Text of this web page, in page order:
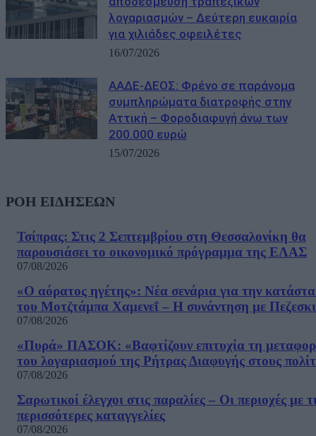
λογαριασμών – Δεύτερη ευκαιρία
για χιλιάδες οφειλέτες
16/07/2026
ΑΑΔΕ-ΔΕΟΣ: Φρένο σε παράνομα
συμπληρώματα διατροφής στην
Αττική – Φοροδιαφυγή άνω των
200.000 ευρώ
15/07/2026
ΡΟΗ ΕΙΔΗΣΕΩΝ
Τσίπρας: Στις 2 Σεπτεμβρίου στη Θεσσαλονίκη θα
παρουσιάσει το οικονομικό πρόγραμμα της ΕΛΑΣ
07/08/2026
«Ο αόρατος ηγέτης»: Νέα σενάρια για την
του Μοτζτάμπα Χαμενεΐ – Η συνάντηση με
07/08/2026
«Πυρά» ΠΑΣΟΚ: «Βαφτίζουν επιτυχία τη
του λογαριασμού της Ρήτρας Διαφυγής στους
07/08/2026
Σαρωτικοί έλεγχοι στις παραλίες – Οι περιοχές με
περισσότερες καταγγελίες
07/08/2026